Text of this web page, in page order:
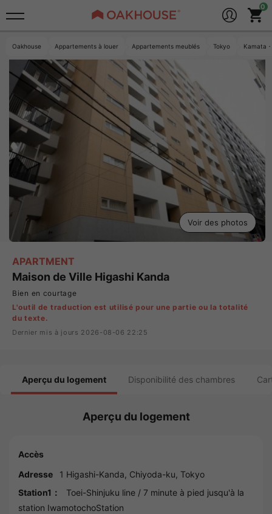
Oakhouse Appartements à louer Appartements meublés Tokyo Kamata
Voir des photos
APARTMENT
Maison de Ville Higashi Kanda
Bien en courtage
L'outil de traduction est utilisé pour une partie ou la totalité
du texte.
Dernier mis à jours 2026-08-06 22:25
Aperçu du logement Disponibilité des chambres
Aperçu du logement
Accès
Adresse
1 Higashi-Kanda, Chiyoda-ku, Tokyo
Station1：
Toei-Shinjuku line / 7 minute à pied jusqu'à la
station IwamotochoStation